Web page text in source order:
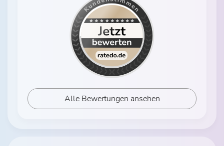
Alle Bewertungen ansehen